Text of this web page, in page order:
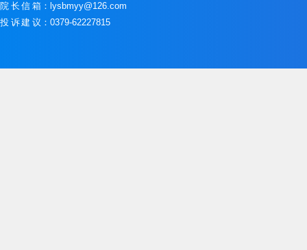
院长信箱 ：lysbmyy@126.com
投诉建议 ：0379-62227815